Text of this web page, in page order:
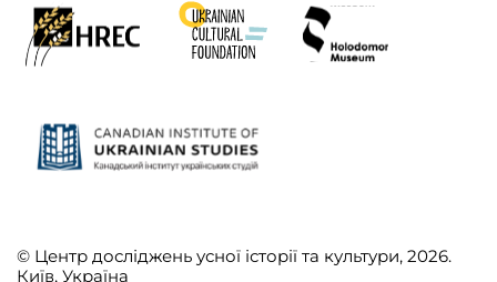
© Центр досліджень усної історії та культури, 2026.
Київ, Україна